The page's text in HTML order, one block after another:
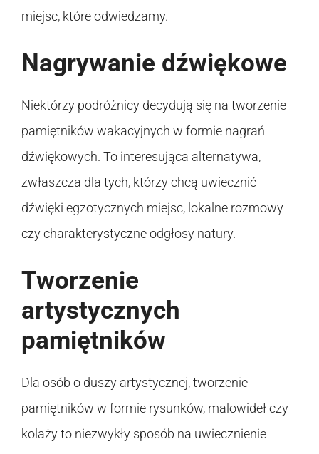
miejsc, które odwiedzamy.
Nagrywanie dźwiękowe
Niektórzy podróżnicy decydują się na tworzenie
pamiętników wakacyjnych w formie nagrań
dźwiękowych. To interesująca alternatywa,
zwłaszcza dla tych, którzy chcą uwiecznić
dźwięki egzotycznych miejsc, lokalne rozmowy
czy charakterystyczne odgłosy natury.
Tworzenie
artystycznych
pamiętników
Dla osób o duszy artystycznej, tworzenie
pamiętników w formie rysunków, malowideł czy
kolaży to niezwykły sposób na uwiecznienie